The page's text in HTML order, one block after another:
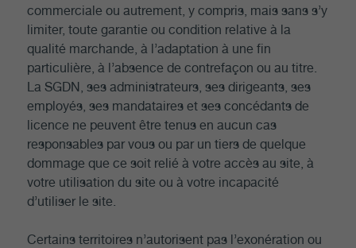
commerciale ou autrement, y compris, mais sans s’y
limiter, toute garantie ou condition relative à la
qualité marchande, à l’adaptation à une fin
particulière, à l’absence de contrefaçon ou au titre.
La SGDN, ses administrateurs, ses dirigeants, ses
employés, ses mandataires et ses concédants de
licence ne peuvent être tenus en aucun cas
responsables par vous ou par un tiers de quelque
dommage que ce soit relié à votre accès au site, à
votre utilisation du site ou à votre incapacité
d’utiliser le site.
Certains territoires n’autorisent pas l’exonération ou